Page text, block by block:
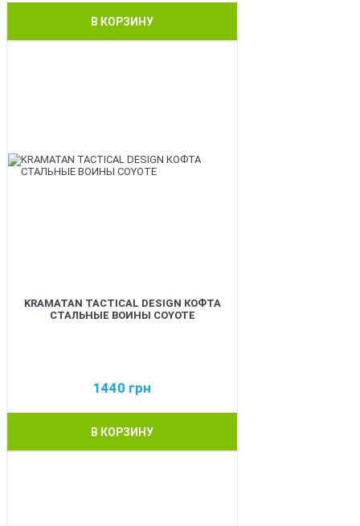
В КОРЗИНУ
KRAMATAN TACTICAL DESIGN КОФТА
СТАЛЬНЫЕ ВОИНЫ COYOTE
1440 грн
В КОРЗИНУ